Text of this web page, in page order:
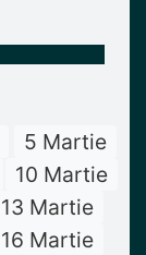
5 Martie
10 Martie
13 Martie
16 Martie